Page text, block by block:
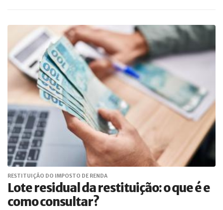
RESTITUIÇÃO DO IMPOSTO DE RENDA
Lote residual da restituição: o que é e
como consultar?